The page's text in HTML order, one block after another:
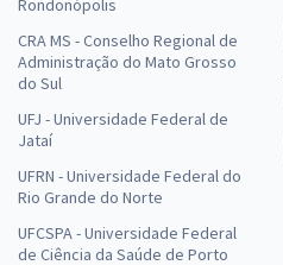
Rondonópolis
CRA MS - Conselho Regional de
Administração do Mato Grosso
do Sul
UFJ - Universidade Federal de
Jataí
UFRN - Universidade Federal do
Rio Grande do Norte
UFCSPA - Universidade Federal
de Ciência da Saúde de Porto